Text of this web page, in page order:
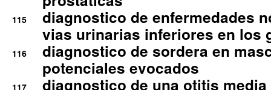
115
diagnostico de enfermedades
vias urinarias inferiores en los
116
diagnostico de sordera en
potenciales evocados
117
diagnostico de una otitis